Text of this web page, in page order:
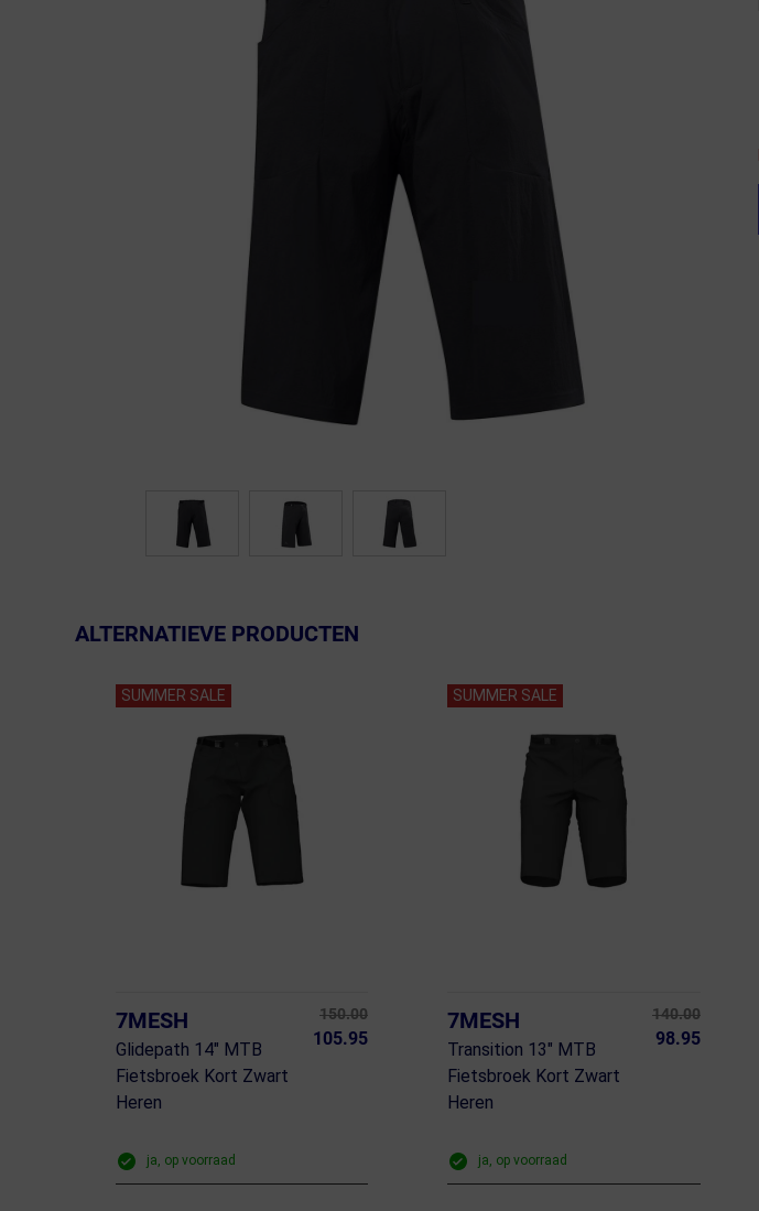
ALTERNATIEVE PRODUCTEN
SUMMER SALE
7MESH
Glidepath 14" MTB
Fietsbroek Kort Zwart
Heren
150.00
105.95
ja, op voorraad
SUMMER SALE
7MESH
Transition 13" MTB
Fietsbroek Kort Zwart
Heren
140.00
98.95
ja, op voorraad